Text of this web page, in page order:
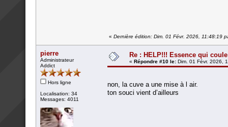
« Dernière édition: Dim. 01 Févr. 2026, 11:48:19
pierre
Administrateur
Addict
Hors ligne
Localisation: 34
Messages: 4011
Re : HELP!!! Essence qui
« Répondre #10 le: Dim. 01 Févr. 2026,
non, la cuve a une mise à l air.
ton souci vient d’ailleurs